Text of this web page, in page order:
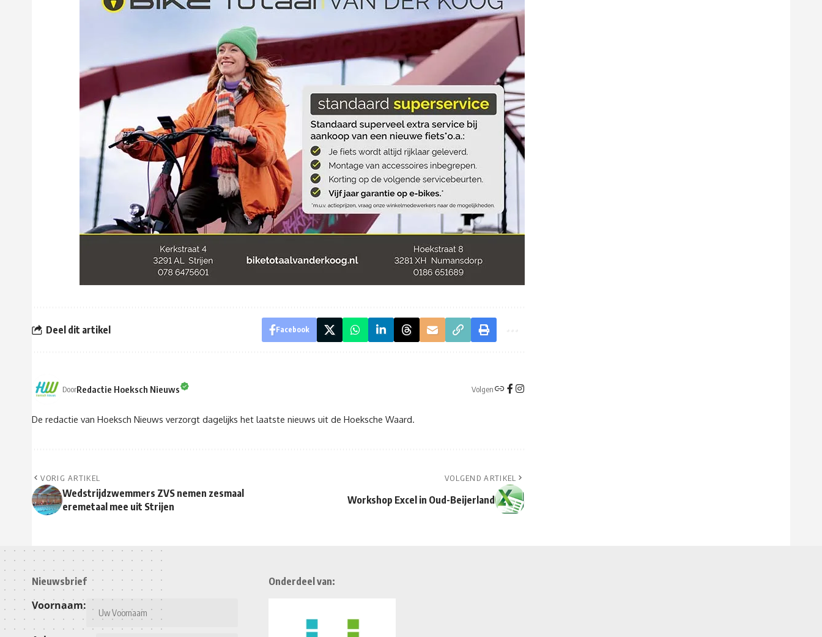
Deel dit artikel Facebook
DoorRedactie Hoeksch Nieuws Volgen
De redactie van Hoeksch Nieuws verzorgt dagelijks het laatste nieuws uit de Hoeksche Waard.
VORIG ARTIKEL
Wedstrijdzwemmers ZVS nemen zesmaal
eremetaal mee uit Strijen
VOLGEND ARTIKEL
Workshop Excel in Oud-Beijerland
Nieuwsbrief
Voornaam:
Onderdeel van: